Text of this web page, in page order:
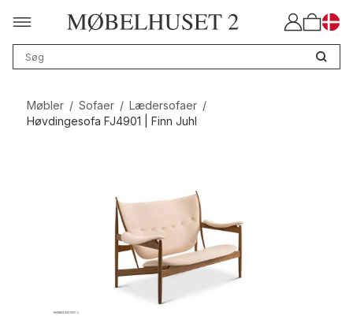
Møbler / Sofaer / Lædersofaer /
Høvdingesofa FJ4901 | Finn Juhl